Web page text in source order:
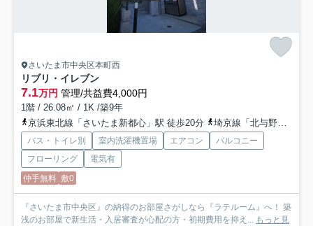
さいたま市中央区本町西
リブリ・イレブン
7.1万円 管理/共益費4,000円
1階 / 26.08㎡ / 1K /築9年
京浜東北線「さいたま新都心」駅 徒歩20分
埼京線「北与野」駅 徒歩13分
バス・トイレ別 室内洗濯機置場 エアコン
バルコニー
フローリング
電気有
仲手無料 敷0
『さいたま市中央区』の納得のお部屋さがしなら『ラテルーム』へ！ 築
浅のお部屋で新生活・入居審査が心配の方・初期費用を抑え... もっと見